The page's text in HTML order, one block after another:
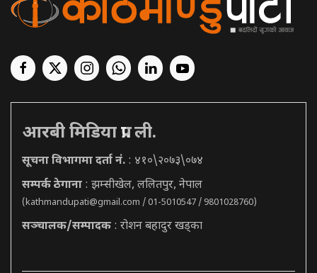
आरबी मिडिया प्रा. ली.
सूचना विभागमा दर्ता नं. : ४१०\२०७३\०७४
सम्पर्क ठेगाना : झम्सीखेल, ललितपुर, नेपाल
(kathmandupati@gmail.com / 01-5010547 / 9801028760)
सञ्चालक/सम्पादक : रोशन बहादुर खड्का